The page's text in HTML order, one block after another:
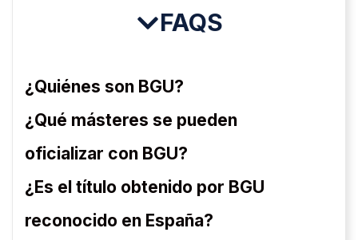
FAQS
¿Quiénes son BGU?
¿Qué másteres se pueden
oficializar con BGU?
¿Es el título obtenido por BGU
reconocido en España?